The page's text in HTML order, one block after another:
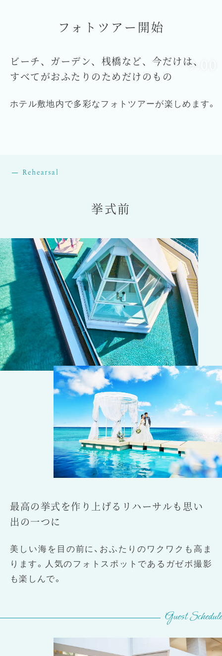
フォトツアー開始
9:00
ビーチ、ガーデン、桟橋など、今だけは、
すべてがおふたりのためだけのもの
ホテル敷地内で多彩なフォトツアーが楽しめます。
Rehearsal
挙式前
最高の挙式を作り上げるリハーサルも 思い
出の一つに
美しい海を目の前に、おふたりのワクワクも高ま
ります。人気のフォトスポットであるガゼボ撮影
も楽しんで。
Guest Schedule